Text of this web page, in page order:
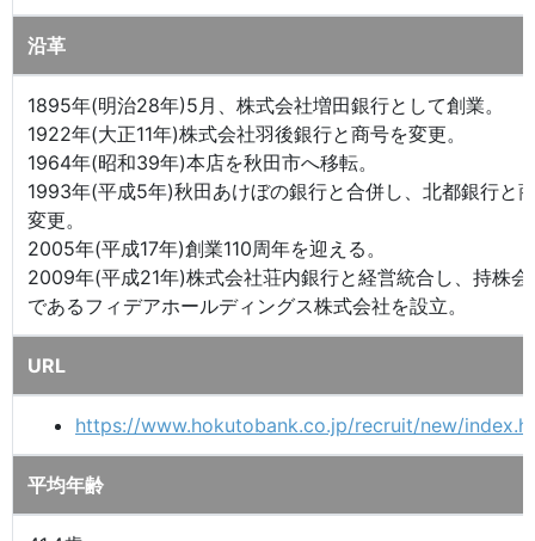
沿革
1895年(明治28年)5月、株式会社増田銀行として創業。
1922年(大正11年)株式会社羽後銀行と商号を変更。
1964年(昭和39年)本店を秋田市へ移転。
1993年(平成5年)秋田あけぼの銀行と合併し、北都銀行と
変更。
2005年(平成17年)創業110周年を迎える。
2009年(平成21年)株式会社荘内銀行と経営統合し、持株会
であるフィデアホールディングス株式会社を設立。
URL
https://www.hokutobank.co.jp/recruit/new/
平均年齢